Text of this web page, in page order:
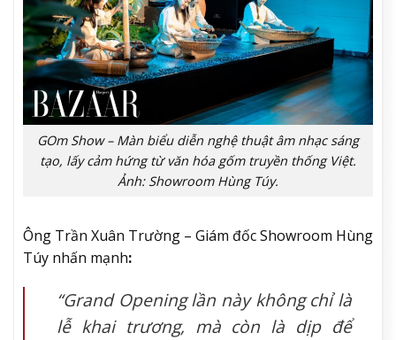
GOm Show – Màn biểu diễn nghệ thuật âm nhạc sáng
tạo, lấy cảm hứng từ văn hóa gốm truyền thống Việt.
Ảnh: Showroom Hùng Túy.
Ông Trần Xuân Trường – Giám đốc Showroom Hùng
Túy nhấn mạnh:
“Grand Opening lần này không chỉ là
lễ khai trương, mà còn là dịp để